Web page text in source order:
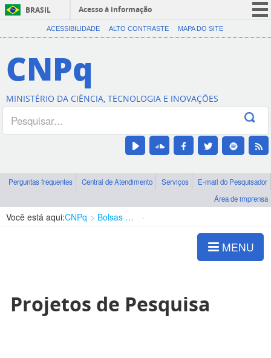
BRASIL
Acesso à informação
CORONAVÍRUS (COVID-19)
Canais
ACESSIBILIDADE ALTO CONTRASTE MAPA DO SITE
CNPq
MINISTÉRIO DA CIÊNCIA, TECNOLOGIA E INOVAÇÕES
Perguntas frequentes Central de Atendimento Serviços
E-mail do Pesquisador
Área de imprensa
Você está aqui:CNPq Bolsas e Auxílios Vigentes
MENU
Projetos de Pesquisa